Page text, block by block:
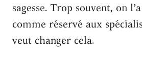
sagesse. Trop souvent, on
comme réservé aux
veut changer cela.